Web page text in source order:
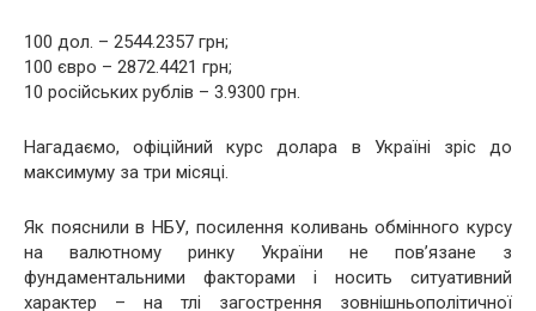
100 дол. – 2544.2357 грн;
100 євро – 2872.4421 грн;
10 російських рублів – 3.9300 грн.
Нагадаємо, офіційний курс долара в Україні зріс до
максимуму за три місяці.
Як пояснили в НБУ, посилення коливань обмінного курсу
на валютному ринку України не пов’язане з
фундаментальними факторами і носить ситуативний
характер – на тлі загострення зовнішньополітичної